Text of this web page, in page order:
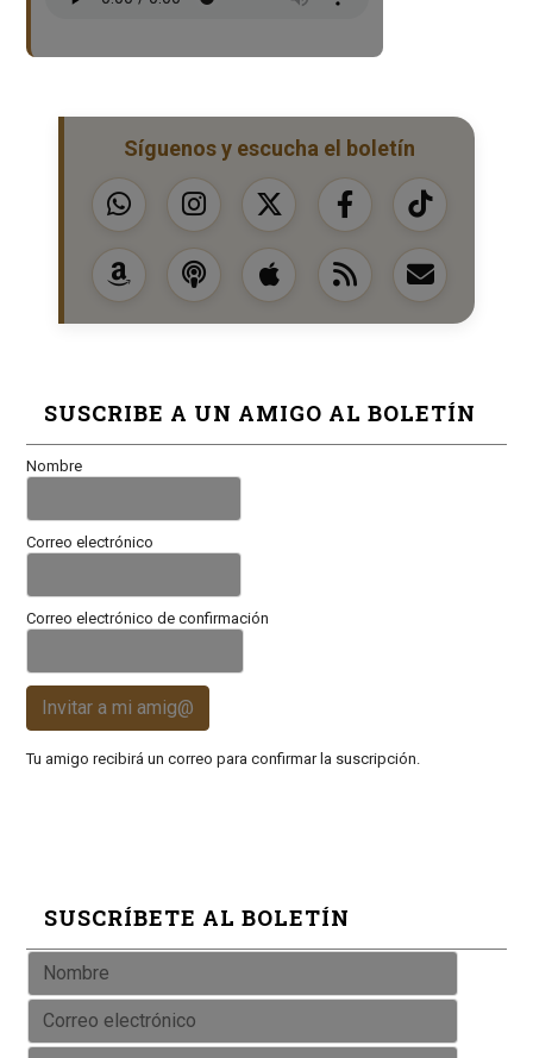
Síguenos y escucha el boletín
SUSCRIBE A UN AMIGO AL BOLETÍN
Nombre
Correo electrónico
Correo electrónico de confirmación
Invitar a mi amig@
Tu amigo recibirá un correo para confirmar la suscripción.
SUSCRÍBETE AL BOLETÍN